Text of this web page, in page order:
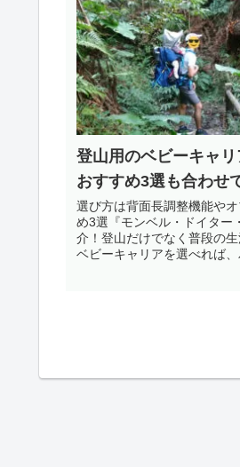
登山用のベビーキャ
おすすめ3選も合わせ
選び方は背面長調整機能や
め3選『モンベル・ドイター
介！登山だけでなく普段の
ベビーキャリアを選べれば